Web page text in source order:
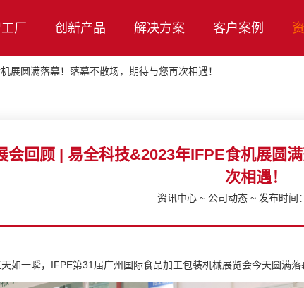
厂 创新产品 解决方案 客户案例
展圆满落幕！落幕不散场，期待与您再次相遇！
会回顾 | 易全科技&2023年IFPE食机展圆
次相遇！
资讯中心 ~ 公司动态 ~ 发布时间
天如一瞬，IFPE第31届广州国际食品加工包装机械展览会今天圆满落